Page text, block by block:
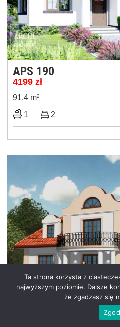
APS 190
4199 zł
91,4 m2
1 2
Ta strona korzysta z
najwyższym poziomie. Dalsze
że zgadzasz się